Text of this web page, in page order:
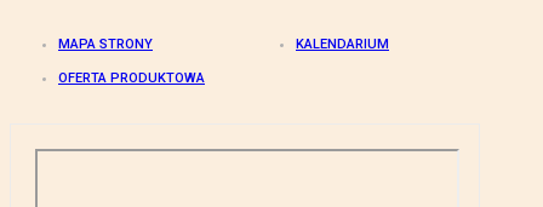
MAPA STRONY KALENDARIUM
OFERTA PRODUKTOWA